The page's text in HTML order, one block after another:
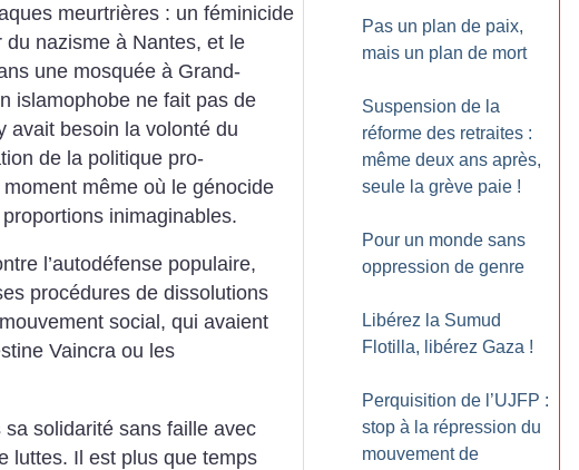
meurtrières : un féminicide
nazisme à Nantes, et le
une mosquée à Grand-
islamophobe ne fait pas de
avait besoin la volonté du
de la politique pro-
même où le génocide
inimaginables.
l’autodéfense populaire,
procédures de dissolutions
social, qui avaient
Vaincra ou les
sa solidarité sans faille avec
luttes. Il est plus que temps
Pas un plan de paix,
mais un plan de mort
Suspension de la
réforme des retraites :
même deux ans après,
seule la grève paie !
Pour un monde sans
oppression de genre
Libérez la Sumud
Flotilla, libérez Gaza !
Perquisition de l’UJFP :
stop à la répression du
mouvement de